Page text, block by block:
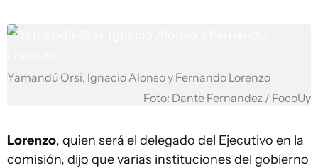
Yamandú Orsi, Ignacio Alonso y Fernando Lorenzo
Foto: Dante Fernandez / FocoUy
Lorenzo, quien será el delegado del Ejecutivo en la
comisión, dijo que varias instituciones del gobierno